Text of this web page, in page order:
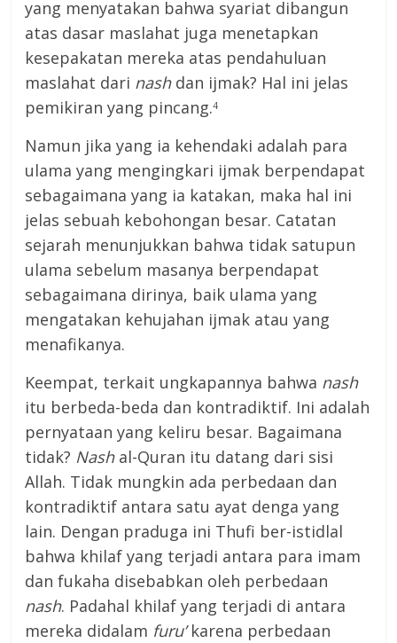
yang menyatakan bahwa syariat dibangun
atas dasar maslahat juga menetapkan
kesepakatan mereka atas pendahuluan
maslahat dari nashdan ijmak? Hal ini jelas
pemikiran yang pincang.4
Namun jika yang ia kehendaki adalah para
ulama yang mengingkari ijmak berpendapat
sebagaimana yang ia katakan, maka hal ini
jelas sebuah kebohongan besar. Catatan
sejarah menunjukkan bahwa tidak satupun
ulama sebelum masanya berpendapat
sebagaimana dirinya, baik ulama yang
mengatakan kehujahan ijmak atau yang
menafikanya.
Keempat, terkait ungkapannya bahwa nash
itu berbeda-beda dan kontradiktif. Ini adalah
pernyataan yang keliru besar. Bagaimana
tidak? Nashal-Quran itu datang dari sisi
Allah. Tidak mungkin ada perbedaan dan
kontradiktif antara satu ayat denga yang
lain. Dengan praduga ini Thufi ber-istidlal
bahwa khilaf yang terjadi antara para imam
dan fukaha disebabkan oleh perbedaan
nash. Padahal khilaf yang terjadi di antara
mereka didalam furu’karena perbedaan